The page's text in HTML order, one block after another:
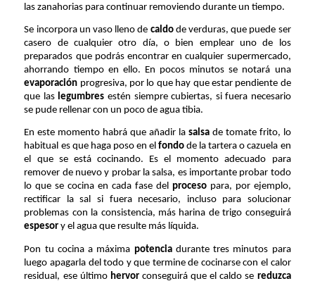
las zanahorias para continuar removiendo durante un tiempo.
Se incorpora un vaso lleno de caldode verduras, que puede ser
casero de cualquier otro día, o bien emplear uno de los
preparados que podrás encontrar en cualquier supermercado,
ahorrando tiempo en ello. En pocos minutos se notará una
evaporación progresiva, por lo que hay que estar pendiente de
que las legumbres estén siempre cubiertas, si fuera necesario
se pude rellenar con un poco de agua tibia.
En este momento habrá que añadir la salsa de tomate frito, lo
habitual es que haga poso en elfondo de la tartera o cazuela en
el que se está cocinando. Es el momento adecuado para
remover de nuevo y probar la salsa, es importante probar todo
lo que se cocina en cada fase del procesopara, por ejemplo,
rectificar la sal si fuera necesario, incluso para solucionar
problemas con la consistencia, más harina de trigo conseguirá
espesor y el agua que resulte más líquida.
Pon tu cocina a máxima potenciadurante tres minutos para
luego apagarla del todo y que termine de cocinarse con el calor
residual, ese último hervor conseguirá que el caldo se reduzca